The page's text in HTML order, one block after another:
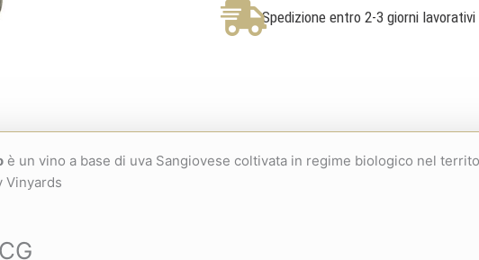
Magnum
1,5L
-
Spedizione entro 2-3 giorni lavorativi
è un vino a base di uva Sangiovese coltivata in regime biologico nel
Vinyards